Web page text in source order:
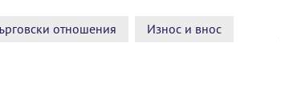
отношения
Износ и внос